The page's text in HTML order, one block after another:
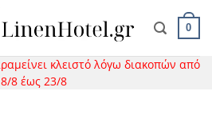
0
κλειστό λόγω διακοπών από
8/8 έως 23/8